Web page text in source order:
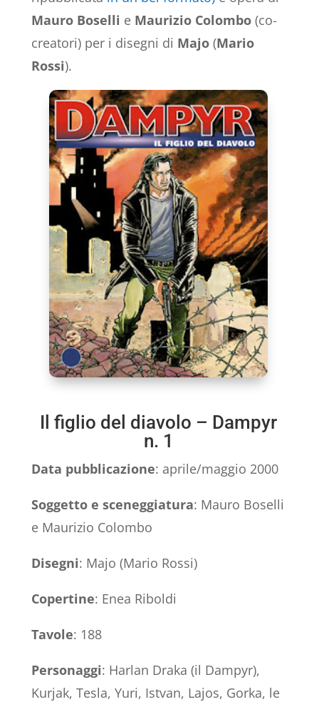
Mauro Boselli e Maurizio Colombo (co-
creatori) per i disegni di Majo(Mario
Rossi).
Il figlio del diavolo – Dampyr
n. 1
Data pubblicazione: aprile/maggio 2000
Soggetto e sceneggiatura: Mauro Boselli
e Maurizio Colombo
Disegni: Majo (Mario Rossi)
Copertine: Enea Riboldi
Tavole: 188
Personaggi: Harlan Draka (il Dampyr),
Kurjak, Tesla, Yuri, Istvan, Lajos, Gorka, le